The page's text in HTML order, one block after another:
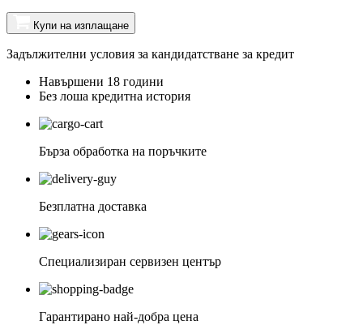
Купи на изплащане
Задължителни условия за кандидатстване за кредит
Навършени 18 години
Без лоша кредитна история
Бърза обработка на поръчките
Безплатна доставка
Специализиран сервизен център
Гарантирано най-добра цена